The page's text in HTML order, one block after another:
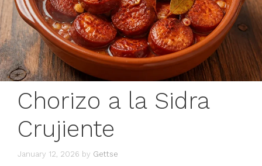
Chorizo a la Sidra
Crujiente
January 12, 2026 by Gettse